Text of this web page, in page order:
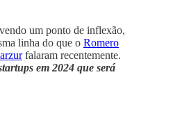
um ponto de inflexão,
linha do que o Romero
falaram recentemente.
em 2024 que será